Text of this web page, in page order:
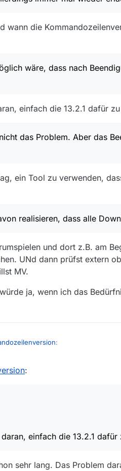
wann die
wäre, dass nach
einfach die 13.2.1 dafür
das Problem. Aber das
ein Tool zu verwenden,
realisieren, dass alle
und dort z.B. am
UNd dann prüfst extern
MV.
ja, wenn ich das
:
falsch daran, einfach die 13.2.1
ist ja nicht das Problem. Aber
:
einfach die 13.2.1 dafür
sehr lang. Das Problem